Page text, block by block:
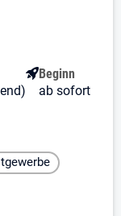
Beginn
ab sofort